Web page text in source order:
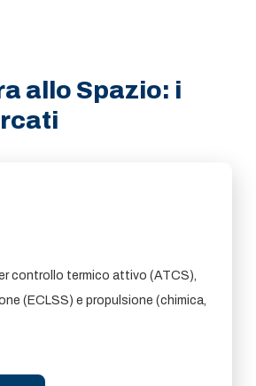
allo Spazio: i
controllo termico attivo (ATCS),
(ECLSS) e propulsione (chimica,